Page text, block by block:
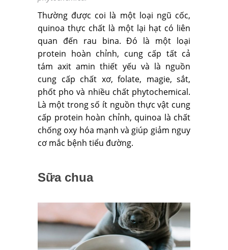
Thường được coi là một loại ngũ cốc,
quinoa thực chất là một lại hạt có liên
quan đến rau bina. Đó là một loại
protein hoàn chỉnh, cung cấp tất cả
tám axit amin thiết yếu và là nguồn
cung cấp chất xơ, folate, magie, sắt,
phốt pho và nhiều chất phytochemical.
Là một trong số ít nguồn thực vật cung
cấp protein hoàn chỉnh, quinoa là chất
chống oxy hóa mạnh và giúp giảm nguy
cơ mắc bệnh tiểu đường.
Sữa chua